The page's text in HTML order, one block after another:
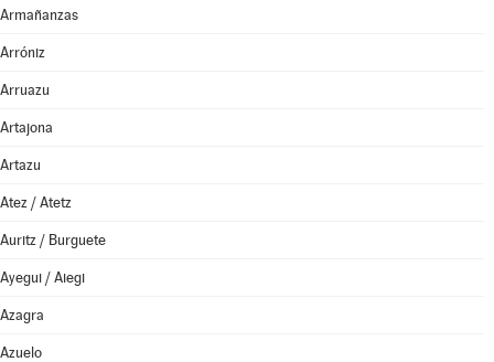
Armañanzas
Arróniz
Arruazu
Artajona
Artazu
Atez / Atetz
Auritz / Burguete
Ayegui / Aiegi
Azagra
Azuelo